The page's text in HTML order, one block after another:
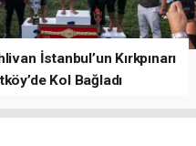
İstanbul’un Kırkpınarı
Kol Bağladı